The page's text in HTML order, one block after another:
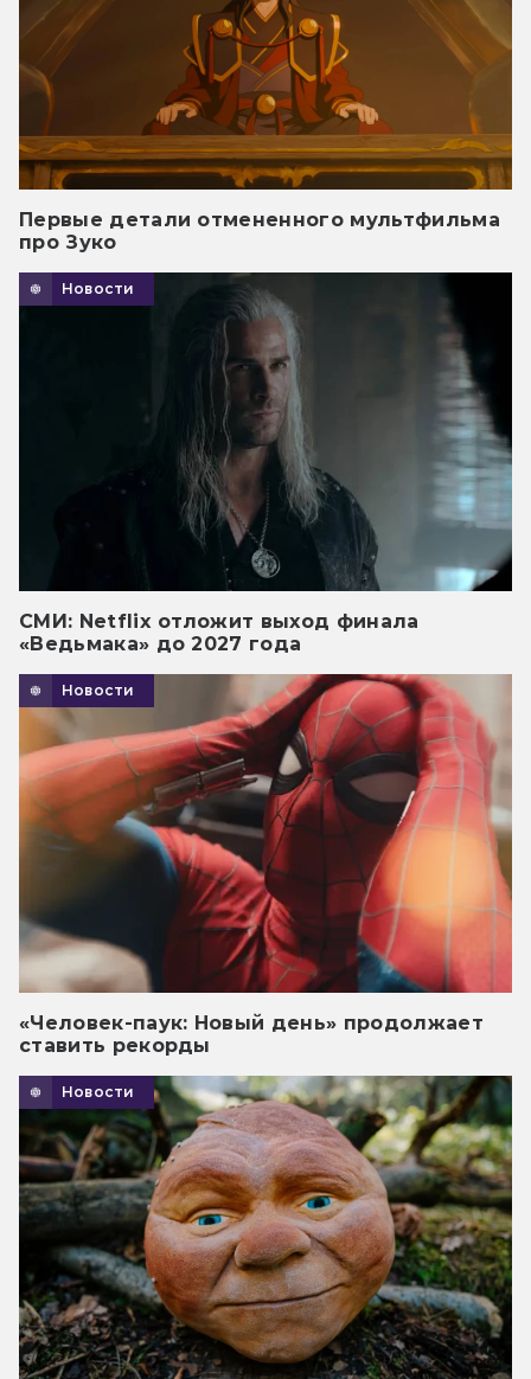
Первые детали отмененного мультфильма
про Зуко
Новости
СМИ: Netflix отложит выход финала
«Ведьмака» до 2027 года
Новости
«Человек-паук: Новый день» продолжает
ставить рекорды
Новости